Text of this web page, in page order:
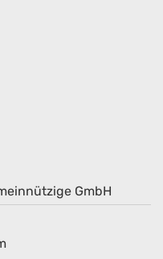
GmbH